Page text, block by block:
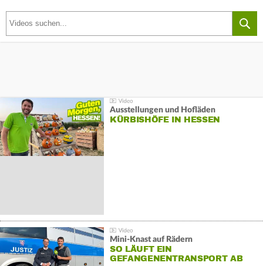
Ausstellungen und Hofläden
KÜRBISHÖFE IN HESSEN
Mini-Knast auf Rädern
SO LÄUFT EIN
GEFANGENENTRANSPORT AB